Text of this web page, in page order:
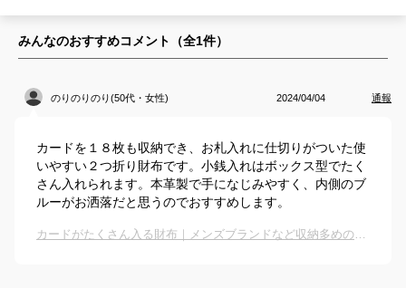
みんなのおすすめコメント（全1件）
のりのりのり(50代・女性) 2024/04/04 通報
カードを１８枚も収納でき、お札入れに仕切りがついた使
いやすい２つ折り財布です。小銭入れはボックス型でたく
さん入れられます。本革製で手になじみやすく、内側のブ
ルーがお洒落だと思うのでおすすめします。
カードがたくさん入る財布｜メンズブランドなど収納多めのおすすめは？